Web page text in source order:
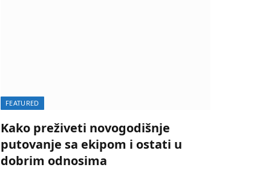
FEATURED
Kako preživeti novogodišnje
putovanje sa ekipom i ostati u
dobrim odnosima